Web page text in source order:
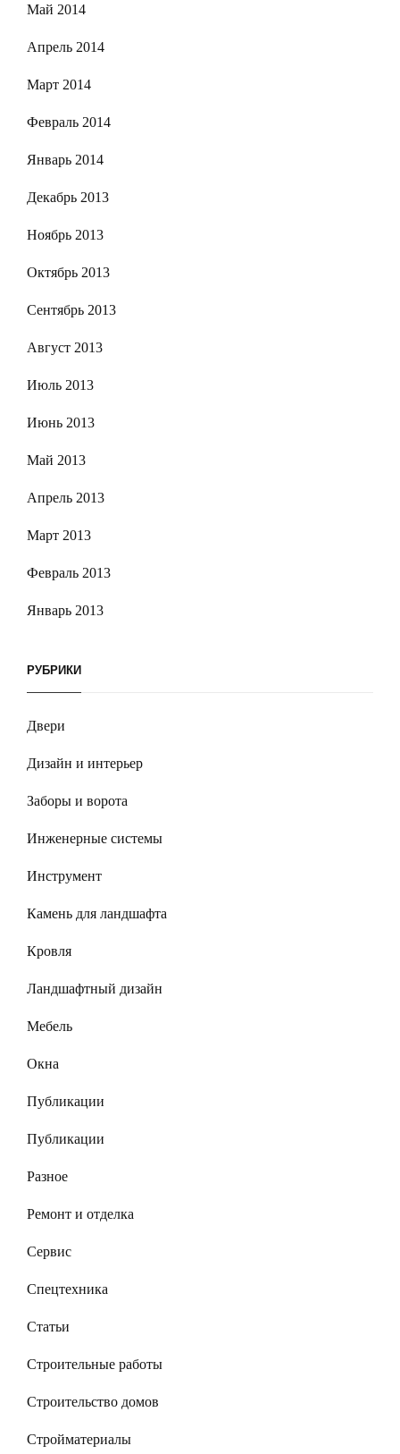
Май 2014
Апрель 2014
Март 2014
Февраль 2014
Январь 2014
Декабрь 2013
Ноябрь 2013
Октябрь 2013
Сентябрь 2013
Август 2013
Июль 2013
Июнь 2013
Май 2013
Апрель 2013
Март 2013
Февраль 2013
Январь 2013
РУБРИКИ
Двери
Дизайн и интерьер
Заборы и ворота
Инженерные системы
Инструмент
Камень для ландшафта
Кровля
Ландшафтный дизайн
Мебель
Окна
Публикации
Публикации
Разное
Ремонт и отделка
Сервис
Спецтехника
Статьи
Строительные работы
Строительство домов
Стройматериалы